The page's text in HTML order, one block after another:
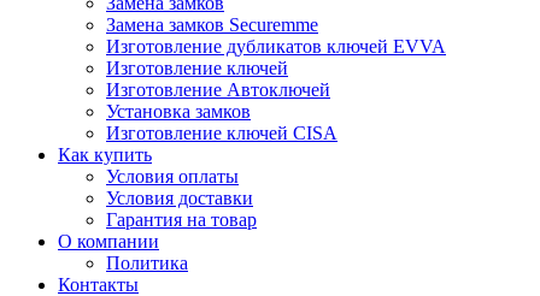
Замена замков Securemme
Изготовление дубликатов ключей EVVA
Изготовление ключей
Изготовление Автоключей
Установка замков
Изготовление ключей CISA
Как купить
Условия оплаты
Условия доставки
Гарантия на товар
О компании
Политика
Контакты